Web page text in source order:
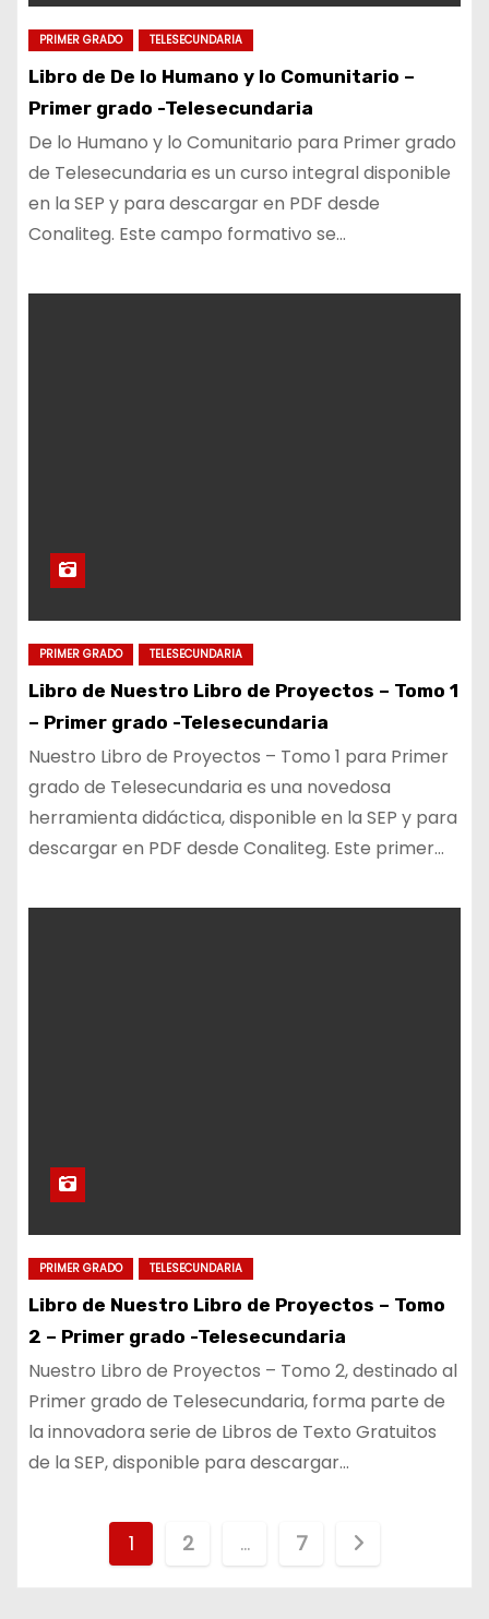
PRIMER GRADO TELESECUNDARIA
Libro de De lo Humano y lo Comunitario –
Primer grado -Telesecundaria
De lo Humano y lo Comunitario para Primer grado
de Telesecundaria es un curso integral disponible
en la SEP y para descargar en PDF desde
Conaliteg. Este campo formativo se…
PRIMER GRADO TELESECUNDARIA
Libro de Nuestro Libro de Proyectos – Tomo 1
– Primer grado -Telesecundaria
Nuestro Libro de Proyectos – Tomo 1 para Primer
grado de Telesecundaria es una novedosa
herramienta didáctica, disponible en la SEP y para
descargar en PDF desde Conaliteg. Este primer…
PRIMER GRADO TELESECUNDARIA
Libro de Nuestro Libro de Proyectos – Tomo
2 – Primer grado -Telesecundaria
Nuestro Libro de Proyectos – Tomo 2, destinado al
Primer grado de Telesecundaria, forma parte de
la innovadora serie de Libros de Texto Gratuitos
de la SEP, disponible para descargar…
1 2 … 7